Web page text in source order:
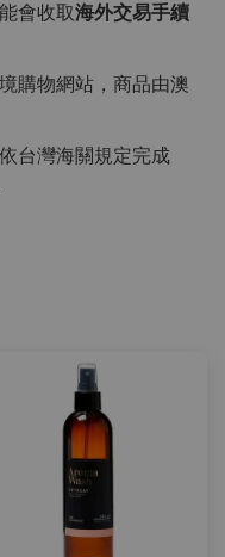
會收取海外交易手續
購物網站，商品由澳
台灣海關規定完成